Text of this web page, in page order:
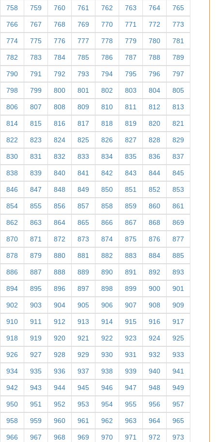
758 759 760 761 762 763 764 765
766 767 768 769 770 771 772 773
774 775 776 777 778 779 780 781
782 783 784 785 786 787 788 789
790 791 792 793 794 795 796 797
798 799 800 801 802 803 804 805
806 807 808 809 810 811 812 813
814 815 816 817 818 819 820 821
822 823 824 825 826 827 828 829
830 831 832 833 834 835 836 837
838 839 840 841 842 843 844 845
846 847 848 849 850 851 852 853
854 855 856 857 858 859 860 861
862 863 864 865 866 867 868 869
870 871 872 873 874 875 876 877
878 879 880 881 882 883 884 885
886 887 888 889 890 891 892 893
894 895 896 897 898 899 900 901
902 903 904 905 906 907 908 909
910 911 912 913 914 915 916 917
918 919 920 921 922 923 924 925
926 927 928 929 930 931 932 933
934 935 936 937 938 939 940 941
942 943 944 945 946 947 948 949
950 951 952 953 954 955 956 957
958 959 960 961 962 963 964 965
966 967 968 969 970 971 972 973